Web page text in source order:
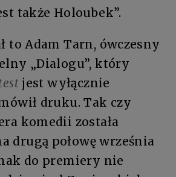
także Holoubek”.
to Adam Tarn, ówczesny
„Dialogu”, który
jest wyłącznie
druku. Tak czy
komedii została
drugą połowę września
do premiery nie